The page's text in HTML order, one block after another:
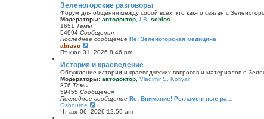
Зеленогорские разговоры
Форум для общения между собой всех, кто как-то связан с
Модераторы: автодоктор LB
schlos
1651 Темы
54994 Сообщения
Последнее сообщение Re: Зеленогорская медицина
abravo
е
й
т
и
к
п
о
с
Пт июл 31, 2026 8:46 pm
История и краеведение
Обсуждение истории и краеведческих вопросов и материалов о
Модераторы: автодоктор Vladimir S. Kotlyar
876 Темы
59455 Сообщения
Последнее сообщение Re: Внимание! Регламентные ра…
Osbourne
е
Чт авг 06, 2026 12:59 am